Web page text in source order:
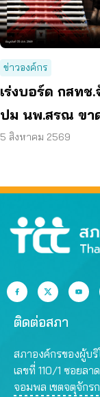
ข่าวองค์กร
เร่งบอร์ด กสทช
ปม นพ.สรณ ขา
คุณสมบัติ ตามมติ
5 สิงหาคม 2569
ติดต่อสภา
สภาองค์กรของผู้บ
เลขที่ 110/1 ซอยล
จอมพล เขตจตุจักร